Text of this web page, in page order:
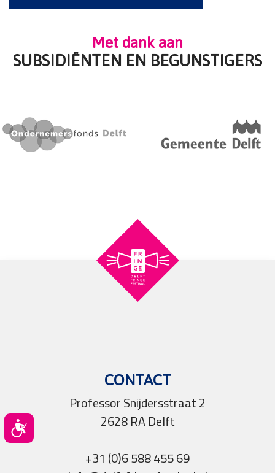
Met dank aan
SUBSIDIËNTEN EN BEGUNSTIGERS
CONTACT
Professor Snijdersstraat 2
2628 RA Delft
+31 (0)6 588 455 69